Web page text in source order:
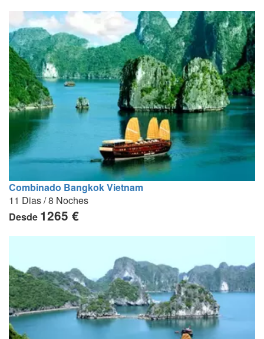
Combinado Bangkok Vietnam
11 Dias / 8 Noches
Desde 1265 €